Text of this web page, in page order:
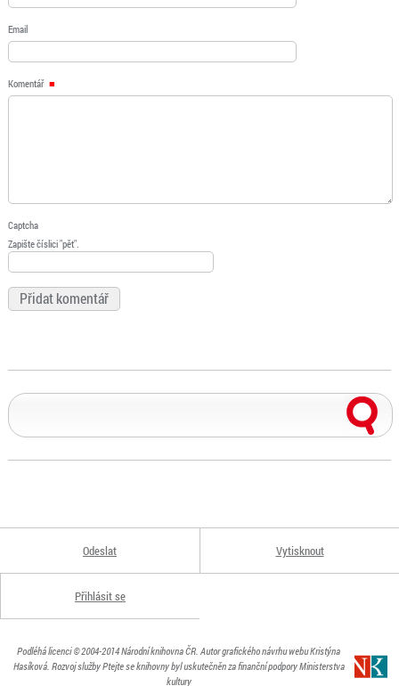
Email
Komentář
Captcha
Zapište číslici "pět".
Odeslat Vytisknout
Přihlásit se
Podléhá licenci© 2004-2014Národní knihovna ČR. Autor grafického návrhu webu Kristýna
Hasíková. Rozvoj služby Ptejte se knihovny byl uskutečněn za finanční podpory Ministerstva
kultury